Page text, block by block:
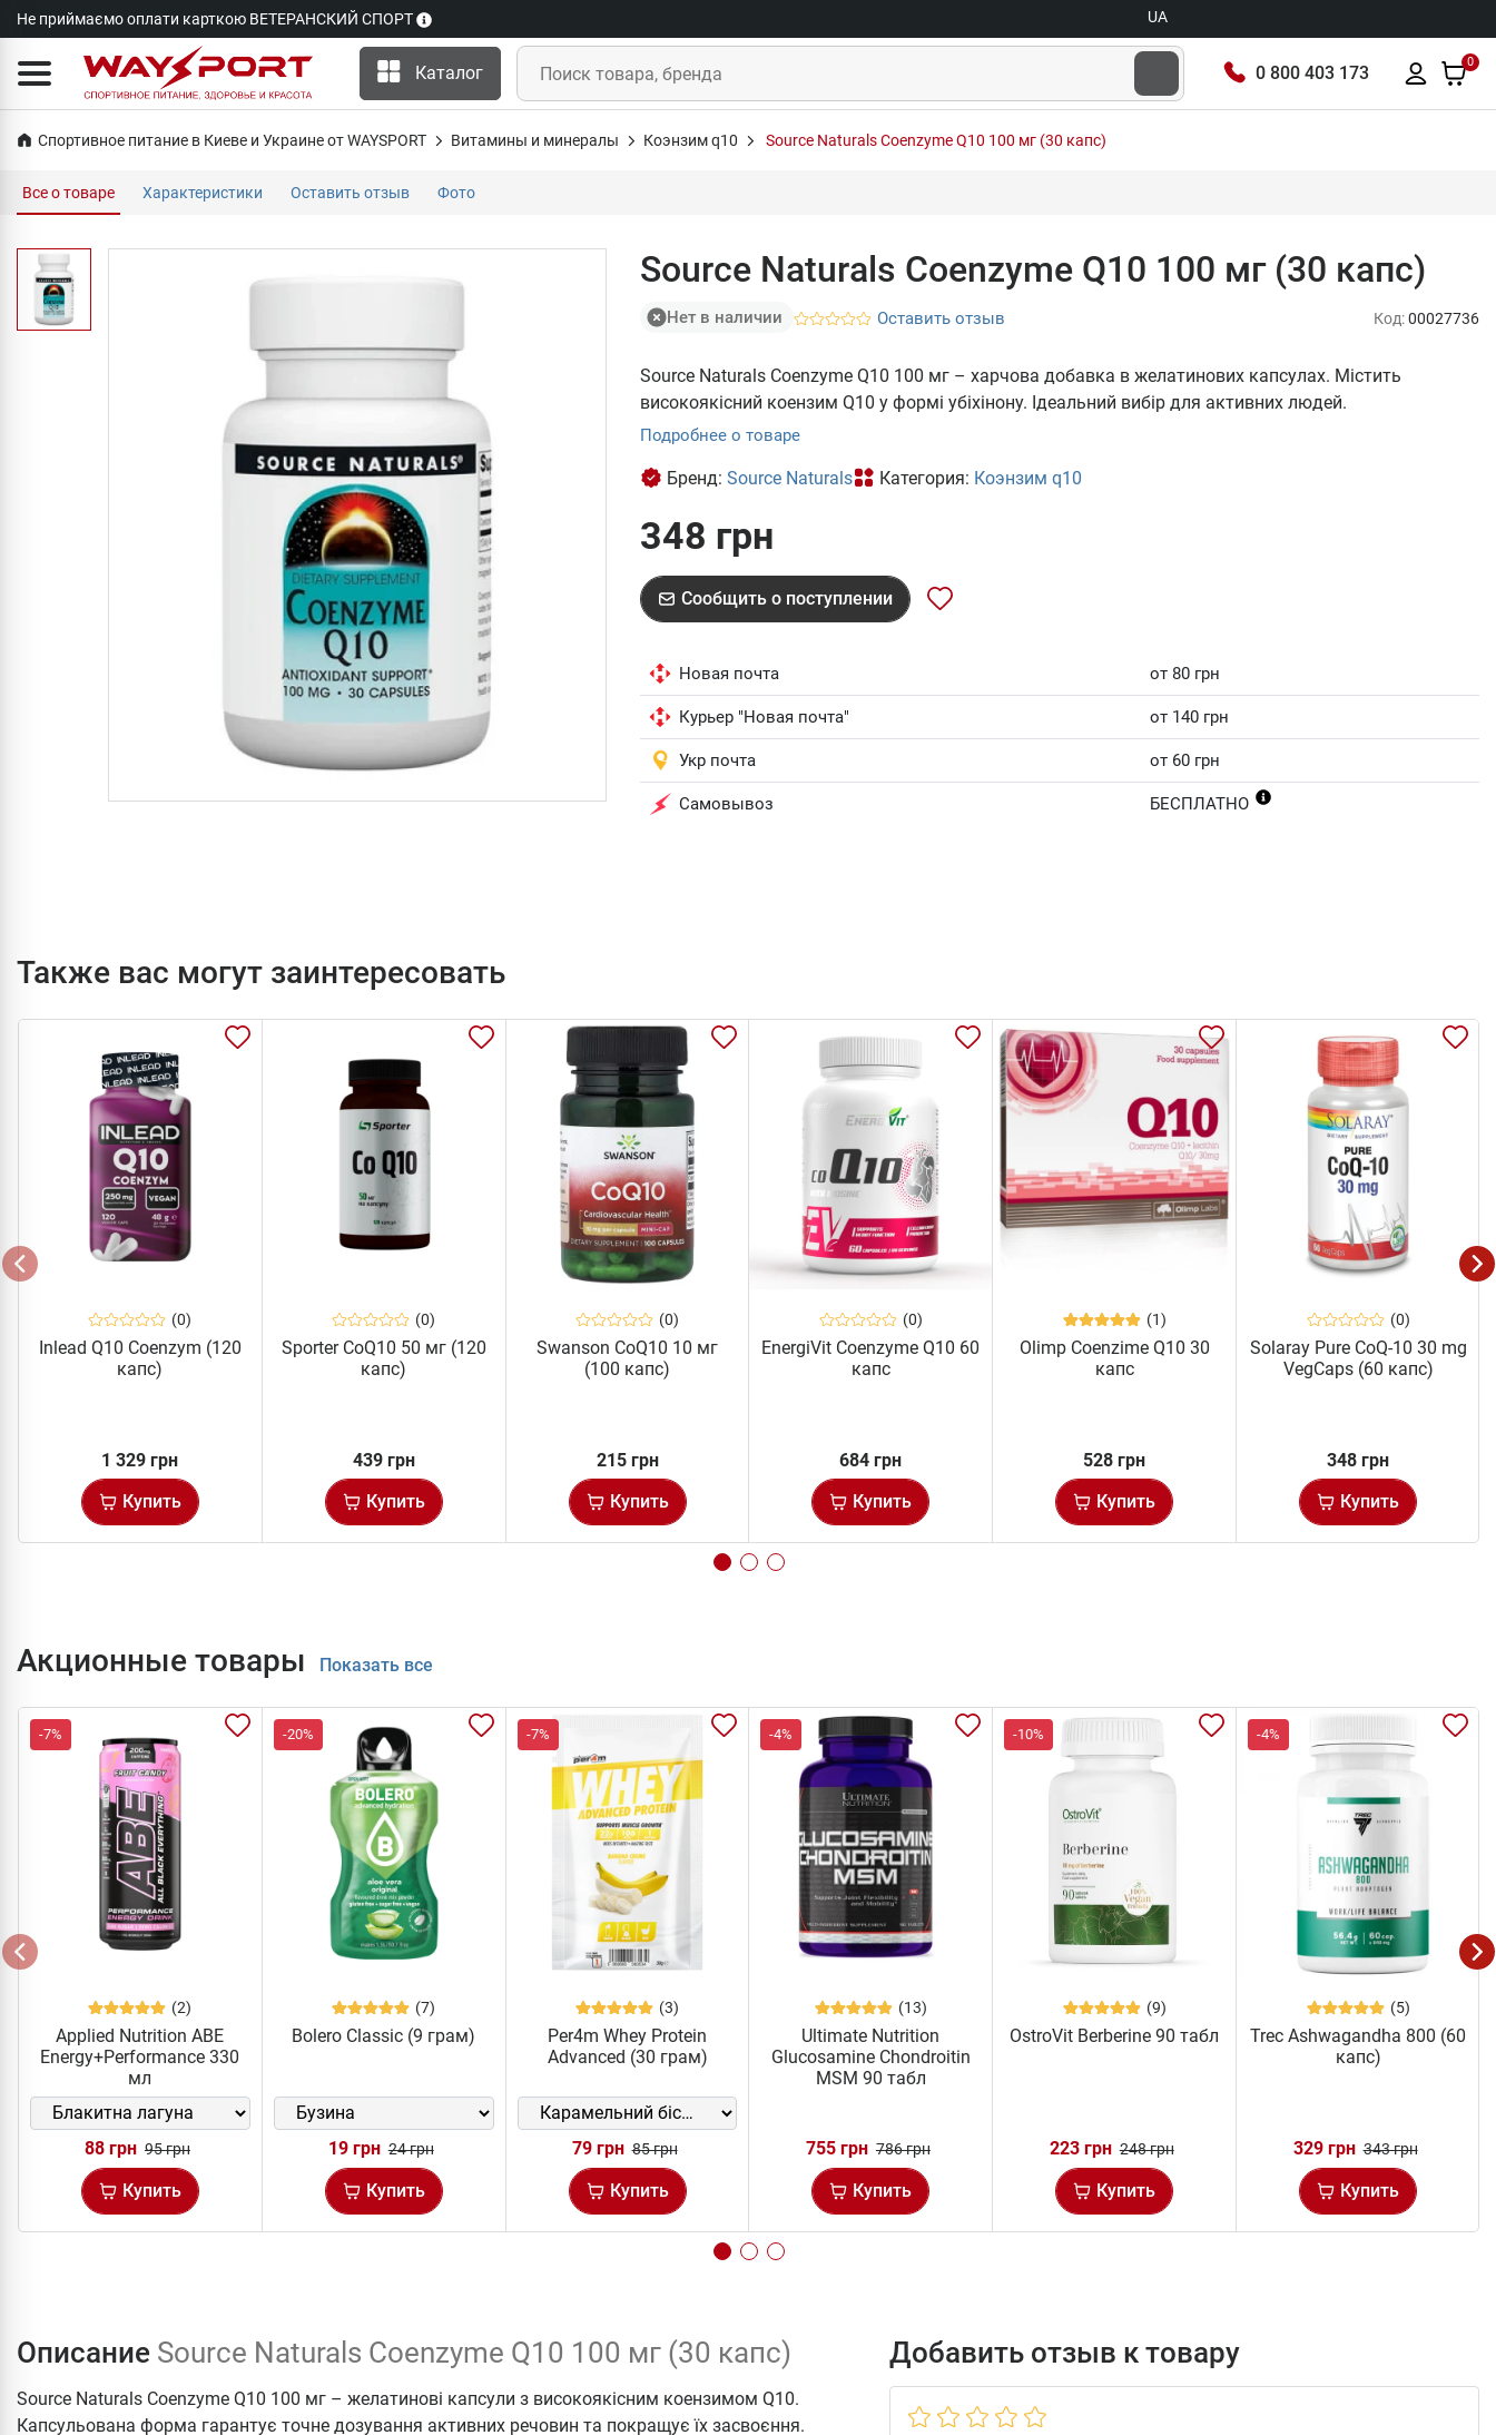
Не приймаємо оплати карткою ВЕТЕРАНСКИЙ СПОРТ UA
Каталог 0 800 403 173
0
Спортивное питание в Киеве и Украине от WAYSPORT Витамины и минералы Коэнзим q10 Source Naturals Coenzyme Q10 100 мг (30 капс)
Все о товаре Характеристики Оставить отзыв Фото
Source Naturals Coenzyme Q10 100 мг (30 капс)
Нет в наличии Оставить отзыв Код:00027736
Source Naturals Coenzyme Q10 100 мг – харчова добавка в желатинових капсулах. Містить
високоякісний коензим Q10 у формі убіхінону. Ідеальний вибір для активних людей.
Подробнее о товаре
Бренд: Source Naturals Категория: Коэнзим q10
348 грн
Сообщить о поступлении
Новая почта от 80 грн
Курьер "Новая почта" от 140 грн
Укр почта от 60 грн
Самовывоз БЕСПЛАТНО
Также вас могут заинтересовать
(0)
Inlead Q10 Coenzym (120
капс)
1 329 грн
Купить
(0)
Sporter CoQ10 50 мг (120
капс)
439 грн
Купить
(0)
Swanson CoQ10 10 мг
(100 капс)
215 грн
Купить
(0)
EnergiVit Coenzyme Q10 60
капс
684 грн
Купить
(1)
Olimp Coenzime Q10 30
капс
528 грн
Купить
(0)
Solaray Pure CoQ-10 30 mg
VegCaps (60 капс)
348 грн
Купить
Акционные товары Показать все
-7%
(2)
Applied Nutrition ABE
Energy+Performance 330
мл
88 грн 95 грн
Купить
-20%
(7)
Bolero Classic (9 грам)
19 грн 24 грн
Купить
-7%
(3)
Per4m Whey Protein
Advanced (30 грам)
79 грн 85 грн
Купить
-4%
(13)
Ultimate Nutrition
Glucosamine Chondroitin
MSM 90 табл
755 грн 786 грн
Купить
-10%
(9)
OstroVit Berberine 90 табл
223 грн 248 грн
Купить
-4%
(5)
Trec Ashwagandha 800 (60
капс)
329 грн 343 грн
Купить
Описание Source Naturals Coenzyme Q10 100 мг (30 капс)
Source Naturals Coenzyme Q10 100 мг – желатинові капсули з високоякісним коензимом Q10.
Капсульована форма гарантує точне дозування активних речовин та покращує їх засвоєння.
Добавить отзыв к товару